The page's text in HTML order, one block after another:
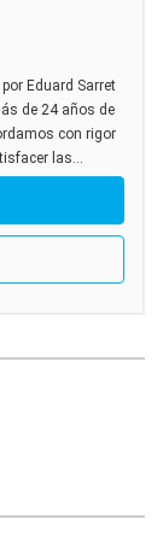
Eduard Sarret
de 24 años de
con rigor
las...